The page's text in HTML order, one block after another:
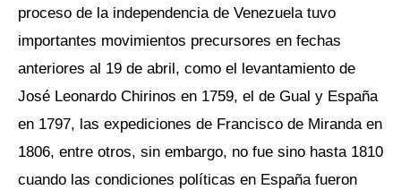
proceso de la independencia de Venezuela tuvo
importantes movimientos precursores en fechas
anteriores al 19 de abril, como el levantamiento de
José Leonardo Chirinos en 1759, el de Gual y España
en 1797, las expediciones de Francisco de Miranda en
1806, entre otros, sin embargo, no fue sino hasta 1810
cuando las condiciones políticas en España fueron